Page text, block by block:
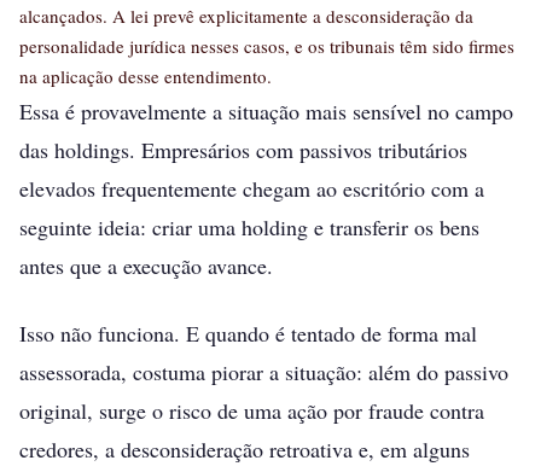
alcançados. A lei prevê explicitamente a desconsideração da
personalidade jurídica nesses casos, e os tribunais têm sido firmes
na aplicação desse entendimento.
Essa é provavelmente a situação mais sensível no campo
das holdings. Empresários com passivos tributários
elevados frequentemente chegam ao escritório com a
seguinte ideia: criar uma holding e transferir os bens
antes que a execução avance.
Isso não funciona. E quando é tentado de forma mal
assessorada, costuma piorar a situação: além do passivo
original, surge o risco de uma ação por fraude contra
credores, a desconsideração retroativa e, em alguns